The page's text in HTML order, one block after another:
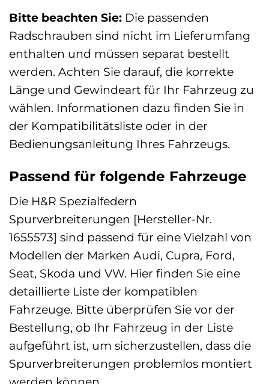
Bitte beachten Sie: Die passenden
Radschrauben sind nicht im Lieferumfang
enthalten und müssen separat bestellt
werden. Achten Sie darauf, die korrekte
Länge und Gewindeart für Ihr Fahrzeug zu
wählen. Informationen dazu finden Sie in
der Kompatibilitätsliste oder in der
Bedienungsanleitung Ihres Fahrzeugs.
Passend für folgende Fahrzeuge
Die H&R Spezialfedern
Spurverbreiterungen [Hersteller-Nr.
1655573] sind passend für eine Vielzahl von
Modellen der Marken Audi, Cupra, Ford,
Seat, Skoda und VW. Hier finden Sie eine
detaillierte Liste der kompatiblen
Fahrzeuge. Bitte überprüfen Sie vor der
Bestellung, ob Ihr Fahrzeug in der Liste
aufgeführt ist, um sicherzustellen, dass die
Spurverbreiterungen problemlos montiert